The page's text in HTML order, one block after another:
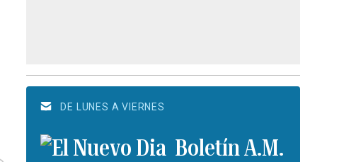
DE LUNES A VIERNES
Boletín A.M.